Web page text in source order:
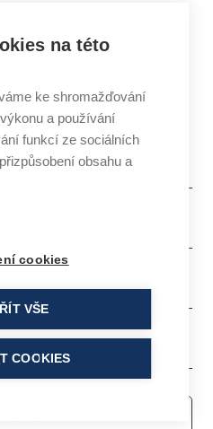
oboru kosmetiky
na této
ke shromažďování
a používání
funkcí ze sociálních
obsahu a
cookies
VŠE
COOKIES